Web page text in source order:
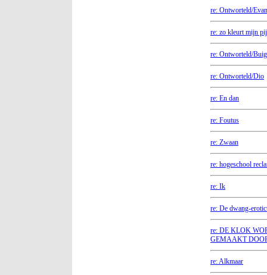
re: Ontworteld/
re: zo kleurt mijn
re: Ontworteld/
re: Ontworteld/Dio
re: En dan
re: Foutus
re: Zwaan
re: hogeschool
re: Ik
re: De dwang-
re: DE KLOK
GEMAAKT
re: Alkmaar